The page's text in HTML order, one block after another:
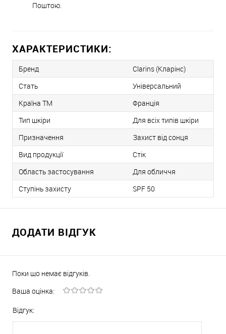
Поштою.
ХАРАКТЕРИСТИКИ:
Бренд
Clarins (Кларінс)
Стать
Універсальний
Країна ТМ
Франція
Тип шкіри
Для всіх типів шкіри
Призначення
Захист від сонця
Вид продукції
Стік
Область застосування
Для обличчя
Ступінь захисту
SPF 50
ДОДАТИ ВІДГУК
Поки що немає відгуків.
Ваша оцінка:
Відгук: